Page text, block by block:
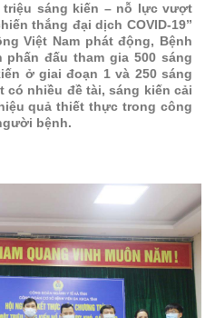
triệu sáng kiến – nỗ lực vượt
thắng đại dịch COVID-19”
Việt Nam phát động, Bệnh
đấu tham gia 500 sáng
ở giai đoạn 1 và 250 sáng
có nhiều đề tài, sáng kiến cải
quả thiết thực trong công
bệnh.